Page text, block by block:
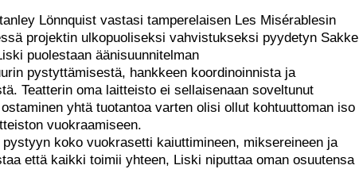
Lönnquist vastasi tamperelaisen Les Misérablesin
projektin ulkopuoliseksi vahvistukseksi pyydetyn Sakke
puolestaan äänisuunnitelman
pystyttämisestä, hankkeen koordinoinnista ja
Teatterin oma laitteisto ei sellaisenaan soveltunut
yhtä tuotantoa varten olisi ollut kohtuuttoman iso
vuokraamiseen.
koko vuokrasetti kaiuttimineen, miksereineen ja
että kaikki toimii yhteen, Liski niputtaa oman osuutensa